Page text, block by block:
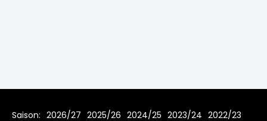
Saison: 2026/27 2025/26 2024/25 2023/24 2022/23